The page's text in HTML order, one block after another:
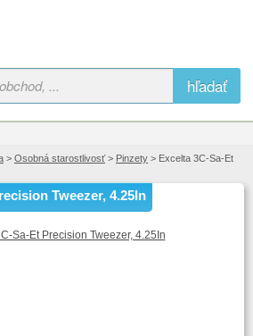
hľadať
> Osobná starostlivosť> Pinzety > Excelta 3C-Sa-Et
Tweezer, 4.25In